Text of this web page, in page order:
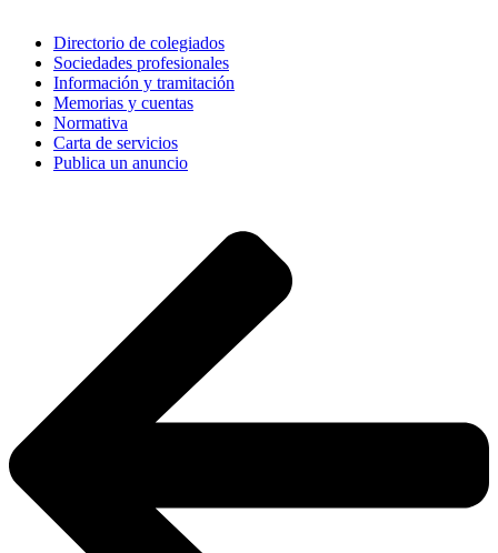
Directorio de colegiados
Sociedades profesionales
Información y tramitación
Memorias y cuentas
Normativa
Carta de servicios
Publica un anuncio